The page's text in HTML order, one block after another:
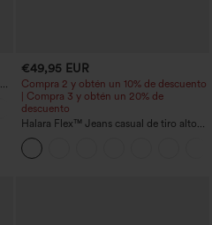
€49,95 EUR
Compra 2 y obtén un 10% de descuento
| Compra 3 y obtén un 20% de
descuento
Halara Flex™ Jeans casual de tiro alto
con control abdominal, pernera ancha y
bolsillos